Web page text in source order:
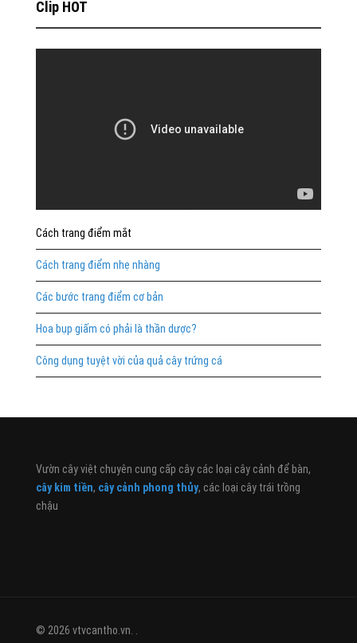
Clip HOT
Cách trang điểm mắt
Cách trang điểm nhẹ nhàng
Các bước trang điểm cơ bản
Hoa bụp giấm có phải là thần dược?
Công dụng tuyệt vời của quả cây trứng cá
Vườn cây việt chuyên cung cấp cây các loại cây cảnh để bàn,
cây kim tiền, cây cảnh phong thủy, các loại cây trái trồng
chậu
© 2026 vtvcantho.vn. .